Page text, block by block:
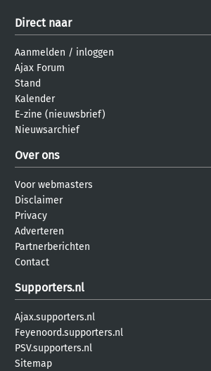
Direct naar
Aanmelden / inloggen
Ajax Forum
Stand
Kalender
E-zine (nieuwsbrief)
Nieuwsarchief
Over ons
Voor webmasters
Disclaimer
Privacy
Adverteren
Partnerberichten
Contact
Supporters.nl
Ajax.supporters.nl
Feyenoord.supporters.nl
PSV.supporters.nl
Sitemap